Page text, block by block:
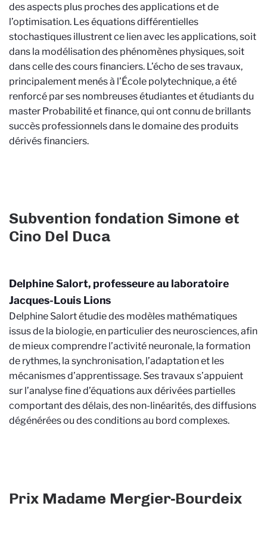
des aspects plus proches des applications et de
l’optimisation. Les équations différentielles
stochastiques illustrent ce lien avec les applications, soit
dans la modélisation des phénomènes physiques, soit
dans celle des cours financiers. L’écho de ses travaux,
principalement menés à l’École polytechnique, a été
renforcé par ses nombreuses étudiantes et étudiants du
master Probabilité et finance, qui ont connu de brillants
succès professionnels dans le domaine des produits
dérivés financiers.
Subvention fondation Simone et
Cino Del Duca
Delphine Salort, professeure au laboratoire
Jacques-Louis Lions
Delphine Salort étudie des modèles mathématiques
issus de la biologie, en particulier des neurosciences, afin
de mieux comprendre l’activité neuronale, la formation
de rythmes, la synchronisation, l’adaptation et les
mécanismes d’apprentissage. Ses travaux s’appuient
sur l’analyse fine d’équations aux dérivées partielles
comportant des délais, des non-linéarités, des diffusions
dégénérées ou des conditions au bord complexes.
Prix Madame Mergier-Bourdeix